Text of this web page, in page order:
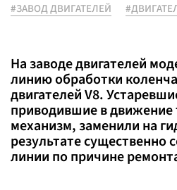
#ЗАВОД ДВИГАТЕЛЕЙ
На заводе двигателей
линию обработки
двигателей V8.
приводившие в движение
механизм, заменили на
результате существенно
линии по причине